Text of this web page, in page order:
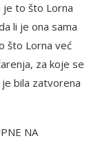
je to što Lorna
li je ona sama
što Lorna već
za koje se
bila zatvorena
NA